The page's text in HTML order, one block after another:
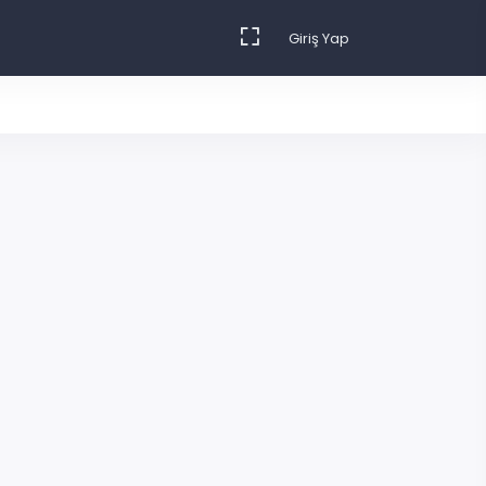
Giriş Yap